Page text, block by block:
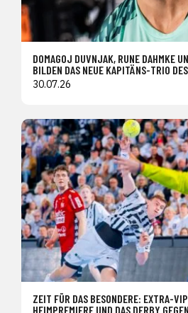
DOMAGOJ DUVNJAK, RUNE DAHMKE
BILDEN DAS NEUE KAPITÄNS-TRIO
30.07.26
ZEIT FÜR DAS BESONDERE: EXTRA-
HEIMPREMIERE UND DAS DERBY